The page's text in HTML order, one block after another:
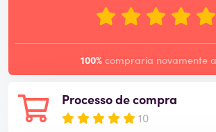
Processo de compra
10
100% compraria novamente